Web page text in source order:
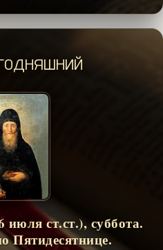
июля ст.ст.), суббота.
Пятидесятнице.